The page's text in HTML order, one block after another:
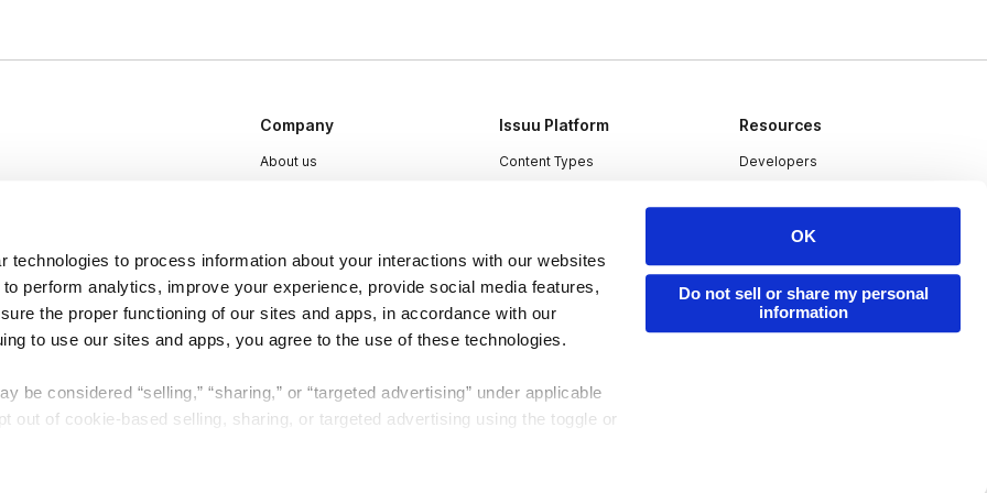
technologies to process information about your interactions with our websites
perform analytics, improve your experience, provide social media features,
the proper functioning of our sites and apps, in accordance with our
to use our sites and apps, you agree to the use of these technologies.
be considered “selling,” “sharing,” or “targeted advertising” under applicable
out of cookie-based selling, sharing, or targeted advertising using the toggle or
OK
Do not sell or share my personal
information
Company
About us
Press
Contact
Issuu Platform
Content Types
Industries
Resources
Developers
Redeem Code